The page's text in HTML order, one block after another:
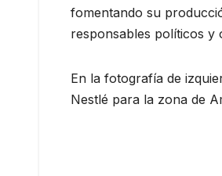
fomentando su
responsables políticos y
En la fotografía de
Nestlé para la zona de